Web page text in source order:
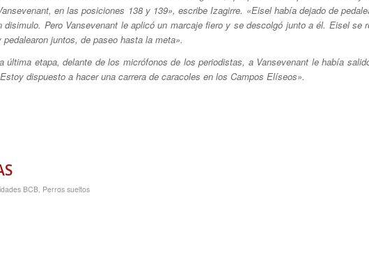
en las posiciones 138 y 139», escribe Izagirre. «Eisel había dejado de
disimulo. Pero Vansevenant le aplicó un marcaje fiero y se descolgó junto a él. Eisel se
juntos, de paseo hasta la meta».
última etapa, delante de los micrófonos de los periodistas, a Vansevenant le había
dispuesto a hacer una carrera de caracoles en los Campos Elíseos».
BCB, Perros sueltos